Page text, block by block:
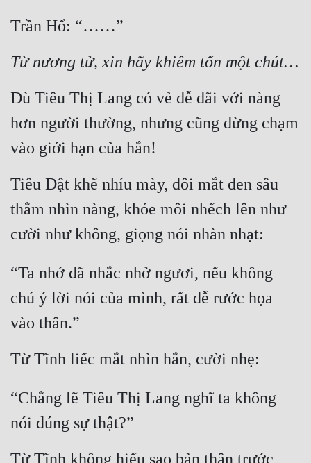
Trần Hổ: “……”
Từ nương tử, xin hãy khiêm tốn một chút…
Dù Tiêu Thị Lang có vẻ dễ dãi với nàng
hơn người thường, nhưng cũng đừng chạm
vào giới hạn của hắn!
Tiêu Dật khẽ nhíu mày, đôi mắt đen sâu
thẳm nhìn nàng, khóe môi nhếch lên như
cười như không, giọng nói nhàn nhạt:
“Ta nhớ đã nhắc nhở ngươi, nếu không
chú ý lời nói của mình, rất dễ rước họa
vào thân.”
Từ Tĩnh liếc mắt nhìn hắn, cười nhẹ:
“Chẳng lẽ Tiêu Thị Lang nghĩ ta không
nói đúng sự thật?”
Từ Tĩnh không hiểu sao bản thân trước